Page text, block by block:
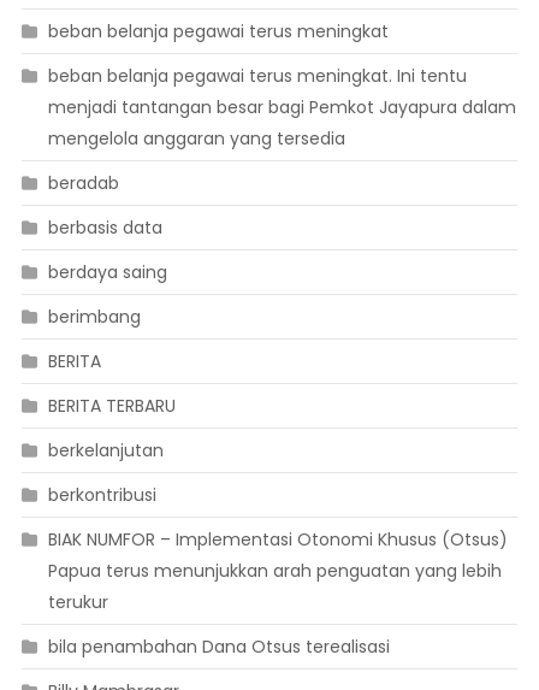
beban belanja pegawai terus meningkat
beban belanja pegawai terus meningkat. Ini tentu
menjadi tantangan besar bagi Pemkot Jayapura dalam
mengelola anggaran yang tersedia
beradab
berbasis data
berdaya saing
berimbang
BERITA
BERITA TERBARU
berkelanjutan
berkontribusi
BIAK NUMFOR – Implementasi Otonomi Khusus (Otsus)
Papua terus menunjukkan arah penguatan yang lebih
terukur
bila penambahan Dana Otsus terealisasi